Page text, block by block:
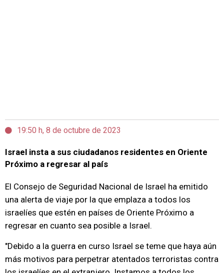
19:50 h, 8 de octubre de 2023
Israel insta a sus ciudadanos residentes en Oriente
Próximo a regresar al país
El Consejo de Seguridad Nacional de Israel ha emitido
una alerta de viaje por la que emplaza a todos los
israelíes que estén en países de Oriente Próximo a
regresar en cuanto sea posible a Israel.
"Debido a la guerra en curso Israel se teme que haya aún
más motivos para perpetrar atentados terroristas contra